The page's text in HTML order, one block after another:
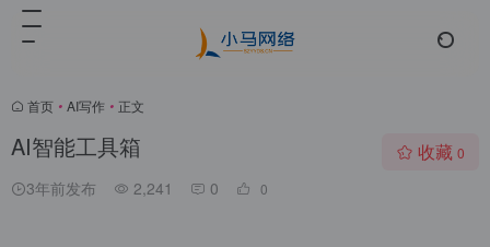
首页 • AI写作 • 正文
AI智能工具箱
3年前发布 2,241 0 0
收藏 0